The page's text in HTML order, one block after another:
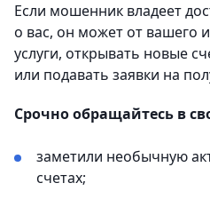
Если мошенник владеет
о вас, он может от вашего
услуги, открывать новые
или подавать заявки на
Срочно обращайтесь в
заметили необычную
счетах;